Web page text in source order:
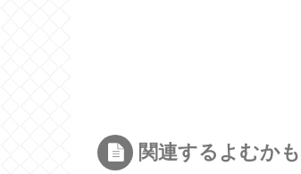
関連するよむかも